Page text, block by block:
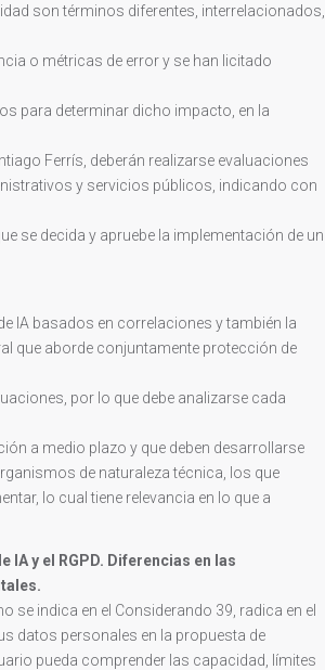
son términos diferentes, interrelacionados,
o métricas de error y se han licitado
para determinar dicho impacto, en la
Ferrís, deberán realizarse evaluaciones
y servicios públicos, indicando con
se decida y apruebe la implementación de un
IA basados en correlaciones y también la
que aborde conjuntamente protección de
por lo que debe analizarse cada
a medio plazo y que deben desarrollarse
de naturaleza técnica, los que
lo cual tiene relevancia en lo que a
y el RGPD. Diferencias en las
se indica en el Considerando 39, radica en el
datos personales en la propuesta de
pueda comprender las capacidad, límites